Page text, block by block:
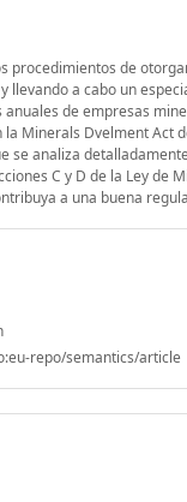
de
a cabo un
de empresas
Minerals Dvelment Act
se analiza
C y D de la Ley de
a una buena
repo/semantics/article